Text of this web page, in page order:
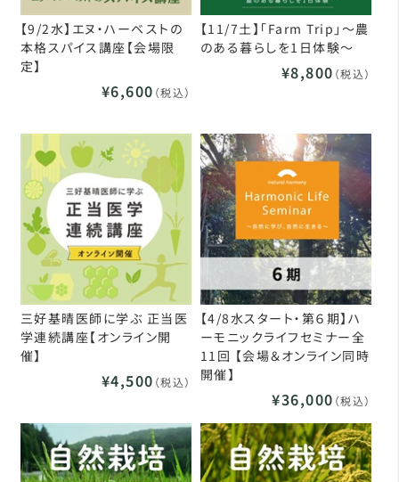
【9/2水】エヌ・ハーベストの
本格スパイス講座【会場限
定】
¥6,600 （税込）
【11/7土】「Farm Trip」～農
のある暮らしを1日体験～
¥8,800 （税込）
三好基晴医師に学ぶ 正当医
学連続講座【オンライン開
催】
¥4,500 （税込）
【4/8水スタート・第６期】ハ
ーモニックライフセミナー全
11回 【会場＆オンライン同時
開催】
¥36,000 （税込）